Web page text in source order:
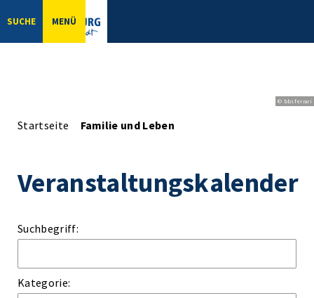
SUCHE MENÜ
© bbsferrari
Startseite Familie und Leben
Veranstaltungskalender
Suchbegriff:
Kategorie: